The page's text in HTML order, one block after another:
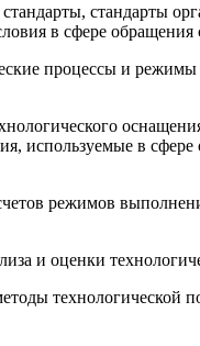
стандарты
в сфере обращения
процессы и
используемые в
режимов
и оценки
технологической